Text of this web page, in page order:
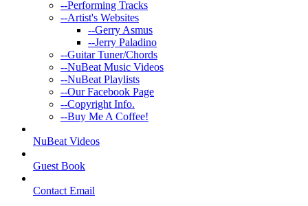
--Performing Tracks
--Artist's Websites
--Gerry Asmus
--Jerry Paladino
--Guitar Tuner/Chords
--NuBeat Music Videos
--NuBeat Playlists
--Our Facebook Page
--Copyright Info.
--Buy Me A Coffee!
NuBeat Videos
Guest Book
Contact Email